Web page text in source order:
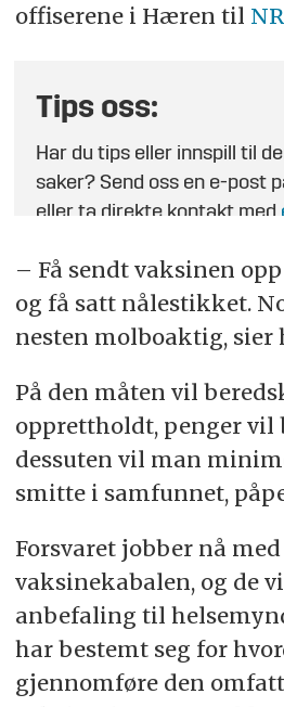
offiserene i Hæren til
Tips oss:
Har du tips eller innspill til
saker? Send oss en e-post
eller ta direkte kontakt med
– Få sendt vaksinen
og få satt nålestikket.
nesten molboaktig, sier
På den måten vil
opprettholdt, penger vil
dessuten vil man
smitte i samfunnet,
Forsvaret jobber nå
vaksinekabalen, og de
anbefaling til
har bestemt seg for
gjennomføre den